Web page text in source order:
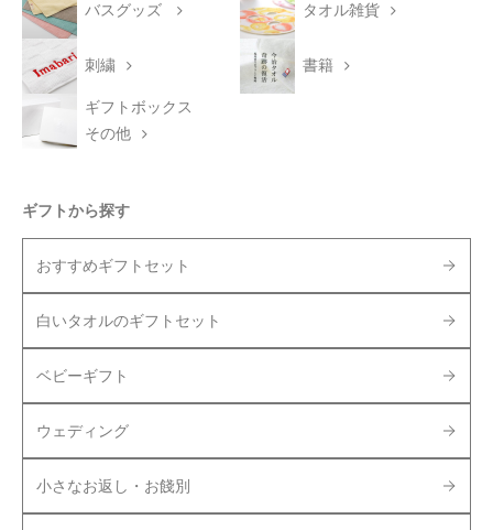
バスグッズ タオル雑貨
刺繍 書籍
ギフトボックス
その他
ギフトから探す
おすすめギフトセット
白いタオルのギフトセット
ベビーギフト
ウェディング
小さなお返し・お餞別